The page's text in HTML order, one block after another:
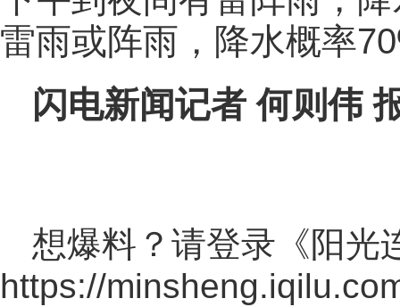
雷雨或阵雨，降水概率
闪电新闻记者 何则伟
想爆料？请登录《阳光
https://